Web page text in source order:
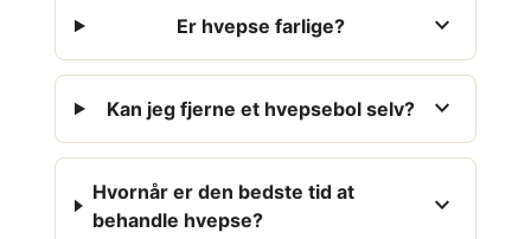
Er hvepse farlige? expand_more
Kan jeg fjerne et hvepsebol selv? expand_more
Hvornår er den bedste tid at
behandle hvepse?
expand_more